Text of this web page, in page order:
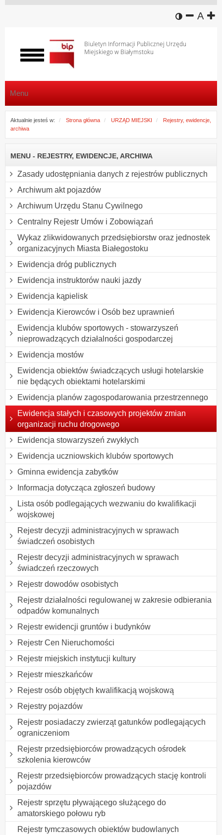
wersja
A
Biuletyn Informacji Publicznej Urzędu
Miejskiego w Białymstoku
Włącz
menu
Menu
Aktualnie jesteś w: Strona główna URZĄD MIEJSKI
Rejestry, ewidencje,
archiwa
MENU - REJESTRY, EWIDENCJE, ARCHIWA
Zasady udostępniania danych z rejestrów publicznych
Archiwum akt pojazdów
Archiwum Urzędu Stanu Cywilnego
Centralny Rejestr Umów i Zobowiązań
Wykaz zlikwidowanych przedsiębiorstw oraz jednostek
organizacyjnych Miasta Białegostoku
Ewidencja dróg publicznych
Ewidencja instruktorów nauki jazdy
Ewidencja kąpielisk
Ewidencja Kierowców i Osób bez uprawnień
Ewidencja klubów sportowych - stowarzyszeń
nieprowadzących działalności gospodarczej
Ewidencja mostów
Ewidencja obiektów świadczących usługi hotelarskie
nie będących obiektami hotelarskimi
Ewidencja planów zagospodarowania przestrzennego
Ewidencja stałych i czasowych projektów zmian
organizacji ruchu drogowego
Ewidencja stowarzyszeń zwykłych
Ewidencja uczniowskich klubów sportowych
Gminna ewidencja zabytków
Informacja dotycząca zgłoszeń budowy
Lista osób podlegających wezwaniu do kwalifikacji
wojskowej
Rejestr decyzji administracyjnych w sprawach
świadczeń osobistych
Rejestr decyzji administracyjnych w sprawach
świadczeń rzeczowych
Rejestr dowodów osobistych
Rejestr działalności regulowanej w zakresie odbierania
odpadów komunalnych
Rejestr ewidencji gruntów i budynków
Rejestr Cen Nieruchomości
Rejestr miejskich instytucji kultury
Rejestr mieszkańców
Rejestr osób objętych kwalifikacją wojskową
Rejestry pojazdów
Rejestr posiadaczy zwierząt gatunków podlegających
ograniczeniom
Rejestr przedsiębiorców prowadzących ośrodek
szkolenia kierowców
Rejestr przedsiębiorców prowadzących stację kontroli
pojazdów
Rejestr sprzętu pływającego służącego do
amatorskiego połowu ryb
Rejestr tymczasowych obiektów budowlanych